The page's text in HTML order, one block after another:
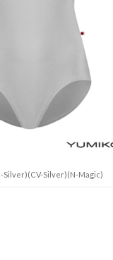
Silver)(CV-Silver)(N-Magic)